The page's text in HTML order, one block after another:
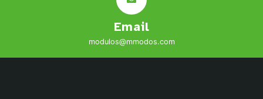
Email
modulos@mmodos.com